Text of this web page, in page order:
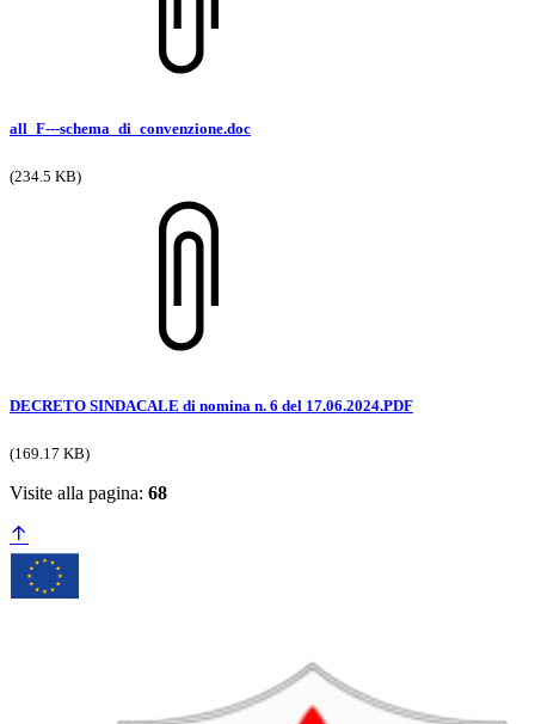
all_F---schema_di_convenzione.doc
(234.5 KB)
DECRETO SINDACALE di nomina n. 6 del 17.06.2024.PDF
(169.17 KB)
Visite alla pagina: 68